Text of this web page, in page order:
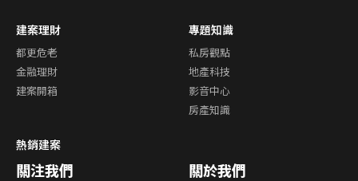
建案理財
都更危老
金融理財
建案開箱
專題知識
私房觀點
地產科技
影音中心
房產知識
熱銷建案
關注我們 關於我們